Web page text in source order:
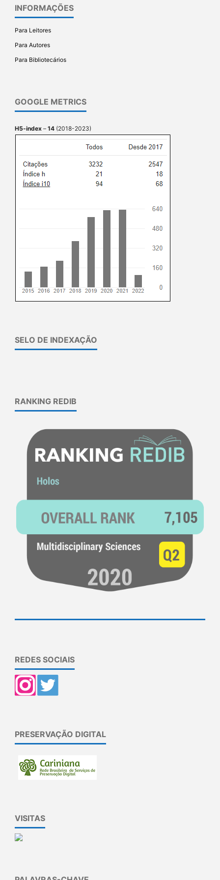
INFORMAÇÕES
Para Leitores
Para Autores
Para Bibliotecários
GOOGLE METRICS
H5-index – 14 (2018-2023)
SELO DE INDEXAÇÃO
RANKING REDIB
REDES SOCIAIS
PRESERVAÇÃO DIGITAL
VISITAS